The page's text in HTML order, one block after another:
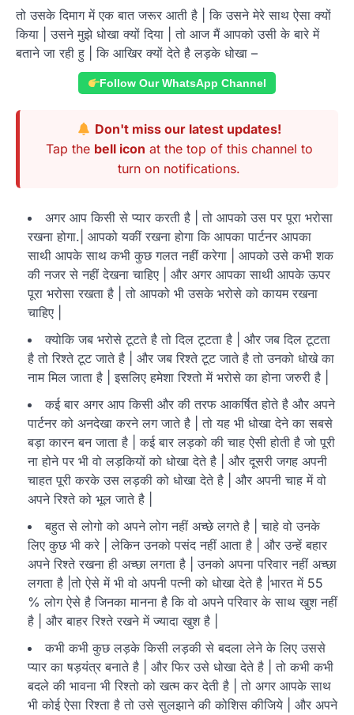
तो उसके दिमाग में एक बात जरूर आती है | कि उसने मेरे साथ ऐसा क्यों
किया | उसने मुझे धोखा क्यों दिया | तो आज मैं आपको उसी के बारे में
बताने जा रही हु | कि आखिर क्यों देते है लड़के धोखा –
Follow Our WhatsApp Channel
Don't miss our latest updates!
Tap the bell icon at the top of this channel to
turn on notifications.
अगर आप किसी से प्यार करती है | तो आपको उस पर पूरा भरोसा
रखना होगा.| आपको यकीं रखना होगा कि आपका पार्टनर आपका
साथी आपके साथ कभी कुछ गलत नहीं करेगा | आपको उसे कभी शक
की नजर से नहीं देखना चाहिए | और अगर आपका साथी आपके ऊपर
पूरा भरोसा रखता है | तो आपको भी उसके भरोसे को कायम रखना
चाहिए |
क्योकि जब भरोसे टूटते है तो दिल टूटता है | और जब दिल टूटता
है तो रिश्ते टूट जाते है | और जब रिश्ते टूट जाते है तो उनको धोखे का
नाम मिल जाता है | इसलिए हमेशा रिश्तो में भरोसे का होना जरुरी है |
कई बार अगर आप किसी और की तरफ आकर्षित होते है और अपने
पार्टनर को अनदेखा करने लग जाते है | तो यह भी धोखा देने का सबसे
बड़ा कारन बन जाता है | कई बार लड़को की चाह ऐसी होती है जो पूरी
ना होने पर भी वो लड़कियों को धोखा देते है | और दूसरी जगह अपनी
चाहत पूरी करके उस लड़की को धोखा देते है | और अपनी चाह में वो
अपने रिश्ते को भूल जाते है |
बहुत से लोगो को अपने लोग नहीं अच्छे लगते है | चाहे वो उनके
लिए कुछ भी करे | लेकिन उनको पसंद नहीं आता है | और उन्हें बहार
अपने रिश्ते रखना ही अच्छा लगता है | उनको अपना परिवार नहीं अच्छा
लगता है |तो ऐसे में भी वो अपनी पत्नी को धोखा देते है |भारत में 55
% लोग ऐसे है जिनका मानना है कि वो अपने परिवार के साथ खुश नहीं
है | और बाहर रिश्ते रखने में ज्यादा खुश है |
कभी कभी कुछ लड़के किसी लड़की से बदला लेने के लिए उससे
प्यार का षड़यंत्र बनाते है | और फिर उसे धोखा देते है | तो कभी कभी
बदले की भावना भी रिश्तो को खत्म कर देती है | तो अगर आपके साथ
भी कोई ऐसा रिश्ता है तो उसे सुलझाने की कोशिस कीजिये | और अपने